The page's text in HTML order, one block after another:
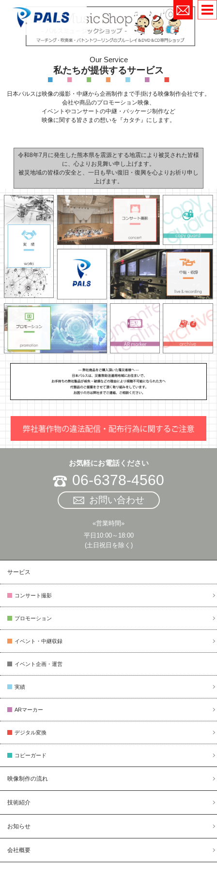
Our Service
私たちが提供するサービス
日本パルスは映像の撮影・中継から企画制作まで手掛ける映像制作会社です。
会社や商品のプロモーション映像、
イベントやコンサートの中継・パッケージ制作など
映像に関する皆さまの想いを『カタチ』にします。
令和8年7月に発生した熊本県を震源とする地震により被災された皆様
に、心よりお見舞い申し上げます。
被災地域の皆様の安全と、一日も早い復旧・復興を心よりお祈り申し
上げます。
お気軽にお電話ください
06-6378-4560
お問い合わせ
«営業時間»
平日10:00～18:00
(土日祝日を除く)
サービス
コンサート撮影
プロモーション
イベント・中継収録
イベント企画・運営
実績
ARマーカー
デジタル変換
コピーガード
映像制作の流れ
技術紹介
お知らせ
会社概要